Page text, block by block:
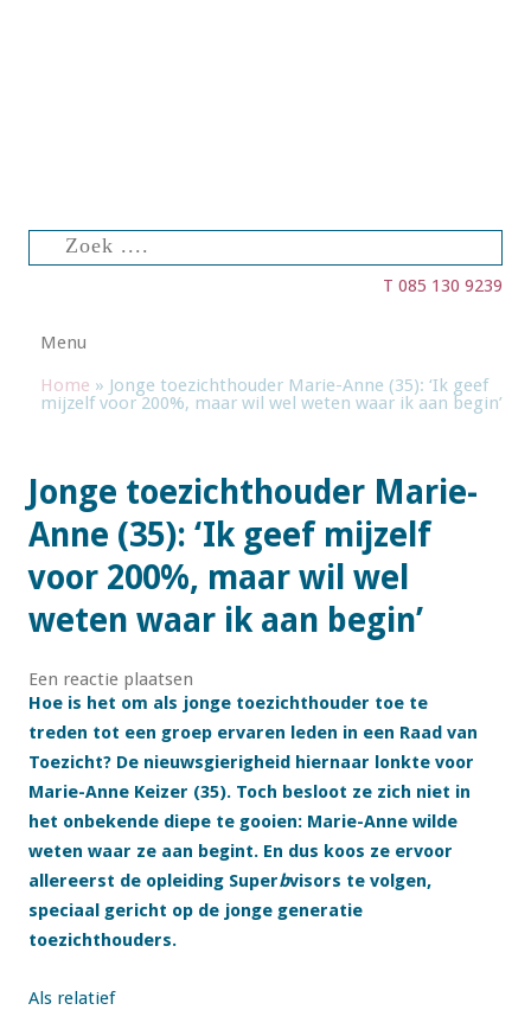
Zoeken
naar:
T 085 130 9239
Menu
Home » Jonge toezichthouder Marie-Anne (35): ‘Ik geef
mijzelf voor 200%, maar wil wel weten waar ik aan begin’
Jonge toezichthouder Marie-
Anne (35): ‘Ik geef mijzelf
voor 200%, maar wil wel
weten waar ik aan begin’
Een reactie plaatsen
Hoe is het om als jonge toezichthouder toe te
treden tot een groep ervaren leden in een Raad van
Toezicht? De nieuwsgierigheid hiernaar lonkte voor
Marie-Anne Keizer (35). Toch besloot ze zich niet in
het onbekende diepe te gooien: Marie-Anne wilde
weten waar ze aan begint. En dus koos ze ervoor
allereerst de opleiding Superbvisors te volgen,
speciaal gericht op de jonge generatie
toezichthouders.
Als relatief